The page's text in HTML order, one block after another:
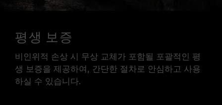
평생 보증
비인위적 손상 시 무상 교체가 포함될 포괄적인 평
생 보증을 제공하여, 간단한 절차로 안심하고 사용
하실 수 있습니다.